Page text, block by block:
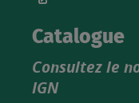
Catalogue
Consultez le
IGN